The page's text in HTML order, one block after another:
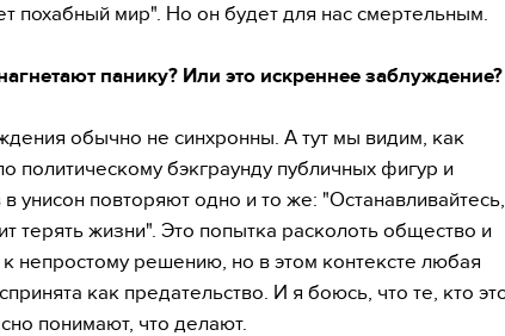
похабный мир". Но он будет для нас смертельным.
панику? Или это искреннее заблуждение?
обычно не синхронны. А тут мы видим, как
политическому бэкграунду публичных фигур и
унисон повторяют одно и то же:
терять жизни". Это попытка расколоть общество и
к непростому решению, но в этом контексте любая
как предательство. И я боюсь, что те, кто
понимают, что делают.